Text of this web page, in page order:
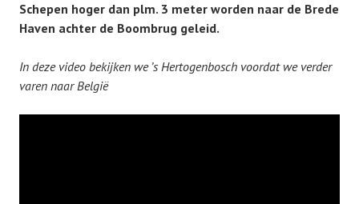
Schepen hoger dan plm. 3 meter worden naar de Brede
Haven achter de Boombrug geleid.
In deze video bekijken we ’s Hertogenbosch voordat we verder
varen naar België